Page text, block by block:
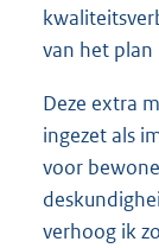
van het plan
Deze extra
ingezet als
voor
verhoog ik